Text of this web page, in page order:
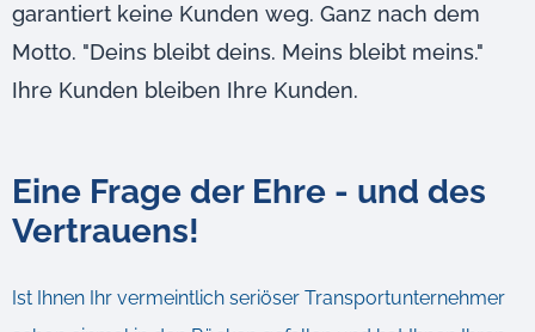
garantiert keine Kunden weg. Ganz nach dem
Motto. "Deins bleibt deins. Meins bleibt meins."
Ihre Kunden bleiben Ihre Kunden.
Eine Frage der Ehre - und des
Vertrauens!
Ist Ihnen Ihr vermeintlich seriöser Transportunternehmer